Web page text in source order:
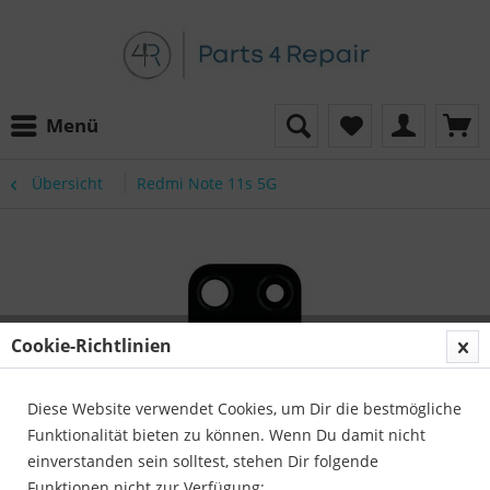
Menü
Übersicht Redmi Note 11s 5G
Cookie-Richtlinien
Diese Website verwendet Cookies, um Dir die bestmögliche
Funktionalität bieten zu können. Wenn Du damit nicht
einverstanden sein solltest, stehen Dir folgende